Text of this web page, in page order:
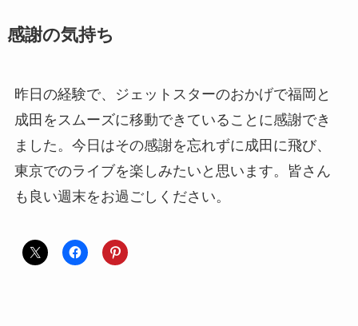
感謝の気持ち
昨日の経験で、ジェットスターのおかげで福岡と
成田をスムーズに移動できていることに感謝でき
ました。今日はその感謝を忘れずに成田に飛び、
東京でのライブを楽しみたいと思います。皆さん
も良い週末をお過ごしください。